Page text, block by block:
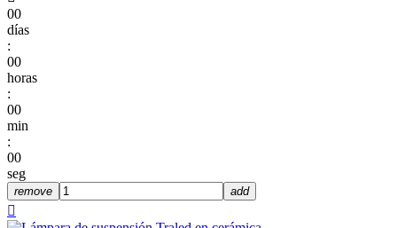
00
días
:
00
horas
:
00
min
:
00
seg
remove add
